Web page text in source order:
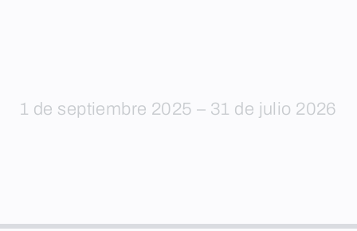
1 de septiembre 2025 – 31 de julio 2026